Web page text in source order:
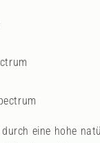
eine hohe